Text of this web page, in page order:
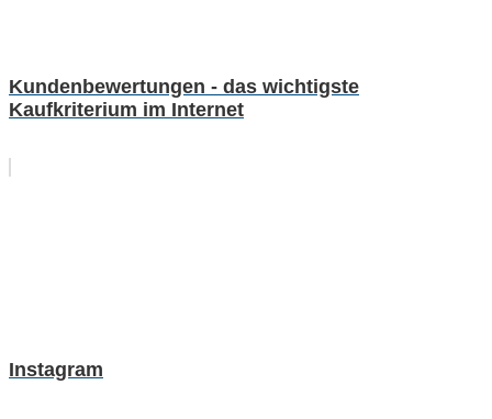
Kundenbewertungen - das wichtigste
Kaufkriterium im Internet
Instagram